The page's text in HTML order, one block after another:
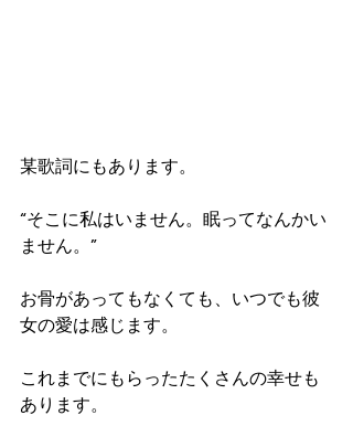
某歌詞にもあります。
“そこに私はいません。眠ってなんかい
ません。”
お骨があってもなくても、いつでも彼
女の愛は感じます。
これまでにもらったたくさんの幸せも
あります。